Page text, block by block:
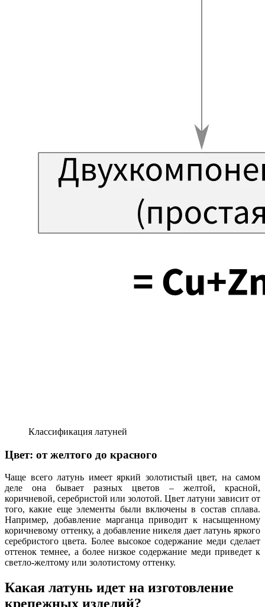
Классификация латуней
Цвет: от желтого до красного
Чаще всего латунь имеет яркий золотистый цвет, на самом
деле она бывает разных цветов – желтой, красной,
коричневой, серебристой или золотой. Цвет латуни зависит от
того, какие еще элементы были включены в состав сплава.
Например, добавление марганца приводит к насыщенному
коричневому оттенку, а добавление никеля дает латунь яркого
серебристого цвета. Более высокое содержание меди сделает
оттенок темнее, а более низкое содержание меди приведет к
светло-желтому или золотистому оттенку.
Какая латунь идет на изготовление
крепежных изделий?